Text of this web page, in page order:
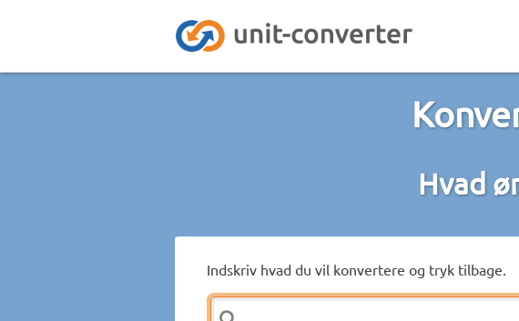
Hvad
Indskriv hvad du vil konvertere og tryk tilbage.